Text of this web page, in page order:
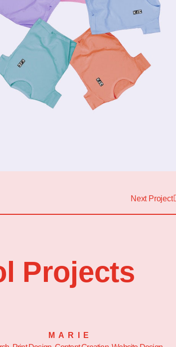
Next Project
Projects
MARIE